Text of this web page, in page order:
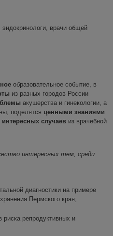
эндокринологи, врачи общей
образовательное событие, в
из разных городов России
акушерства и гинекологии, а
поделятся ценными знаниями
случаев из врачебной
интересных тем, среди
диагностики на примере
Пермского края;
репродуктивных и